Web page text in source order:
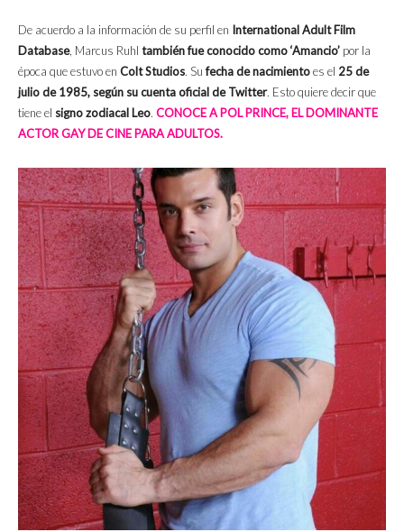
De acuerdo a la información de su perfil en International Adult Film
Database, Marcus Ruhl también fue conocido como ‘Amancio’ por la
época que estuvo en Colt Studios. Sufecha de nacimientoes el 25 de
julio de 1985, según su cuenta oficial de Twitter. Esto quiere decir que
tiene el signo zodiacal Leo. CONOCE A POL PRINCE, EL DOMINANTE
ACTOR GAY DE CINE PARA ADULTOS.